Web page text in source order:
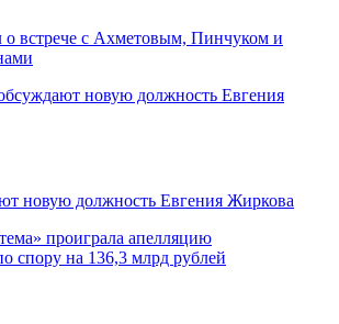
о встрече с Ахметовым, Пинчуком и
новую должность Евгения Жиркова